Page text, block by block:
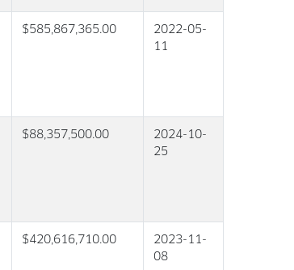
$585,867,365.00
2022-05-
11
$88,357,500.00
2024-10-
25
$420,616,710.00
2023-11-
08